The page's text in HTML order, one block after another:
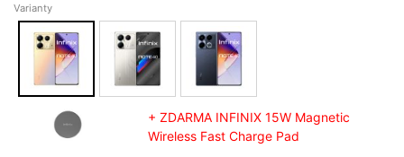
Varianty
+ ZDARMA INFINIX 15W Magnetic
Wireless Fast Charge Pad